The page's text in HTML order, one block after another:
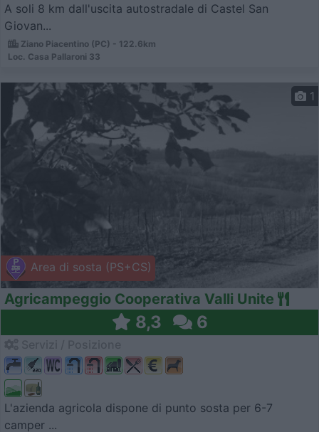
A soli 8 km dall'uscita autostradale di Castel San
Giovan...
Ziano Piacentino (PC) - 122.6km
Loc. Casa Pallaroni 33
Area di sosta (PS+CS)
1
Agricampeggio Cooperativa Valli Unite
8,3 6
L'azienda agricola dispone di punto sosta per 6-7
camper ...